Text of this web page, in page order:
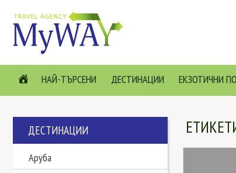
НАЙ-ТЪРСЕНИ ДЕСТИНАЦИИ ЕКЗОТИЧНИ
ДЕСТИНАЦИИ
Аруба